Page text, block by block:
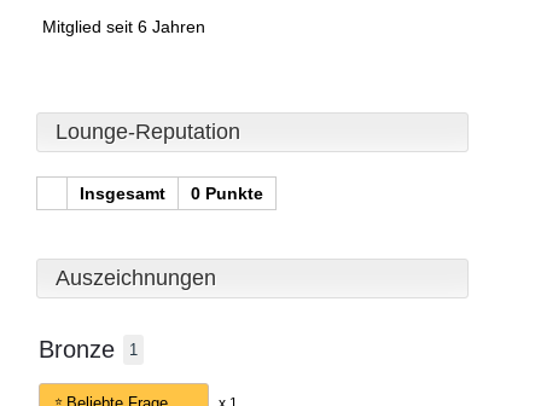
Mitglied seit 6 Jahren
Lounge-Reputation
Insgesamt 0 Punkte
Auszeichnungen
Bronze 1